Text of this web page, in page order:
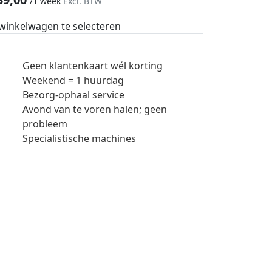
te selecteren
Geen klantenkaart wél korting
Weekend = 1 huurdag
Bezorg-ophaal service
Avond van te voren halen; geen
probleem
Specialistische machines